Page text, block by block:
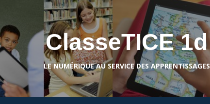
ClasseTICE 1d
LE NUMÉRIQUE AU SERVICE DES APPRENTISSAGES